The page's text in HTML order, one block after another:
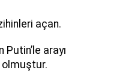
açan.
Putin’le arayı
olmuştur.